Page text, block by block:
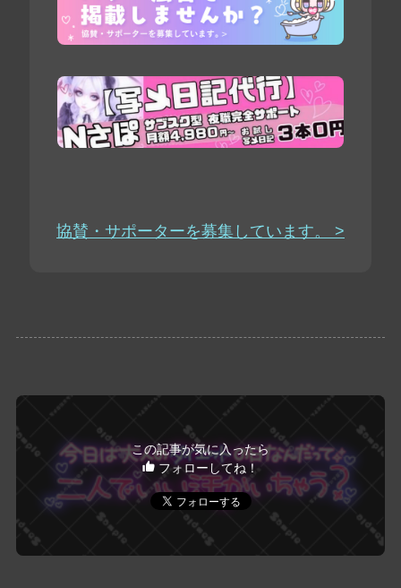
協賛・サポーターを募集しています。 >
この記事が気に入ったら
フォローしてね！